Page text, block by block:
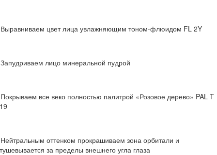
цвет лица увлажняющим тоном-флюидом FL 2Y
лицо минеральной пудрой
все веко полностью палитрой «Розовое дерево» PAL T
оттенком прокрашиваем зона орбитали и
за пределы внешнего угла глаза